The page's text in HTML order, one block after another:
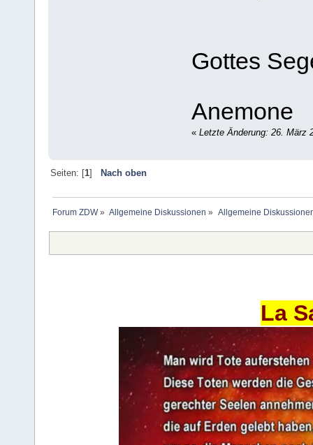
Gottes
Anemone
« Letzte Änderung: 26. März
Seiten: [1] Nach oben
Forum ZDW» Allgemeine Diskussionen » Allgemeine
La